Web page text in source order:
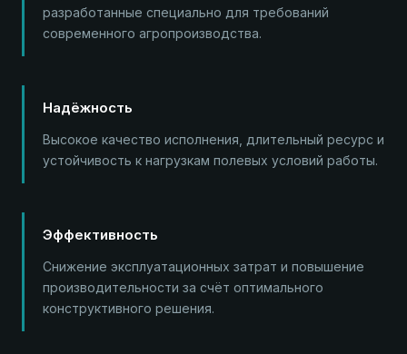
разработанные специально для требований
современного агропроизводства.
Надёжность
Высокое качество исполнения, длительный ресурс и
устойчивость к нагрузкам полевых условий работы.
Эффективность
Снижение эксплуатационных затрат и повышение
производительности за счёт оптимального
конструктивного решения.